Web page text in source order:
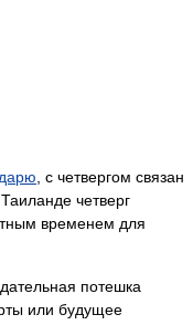
, с четвергом связан
четверг
временем для
потешка
или будущее